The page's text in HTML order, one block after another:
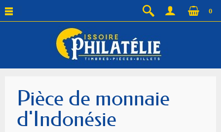
0
Pièce de monnaie
d'Indonésie